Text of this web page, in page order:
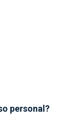
personal?